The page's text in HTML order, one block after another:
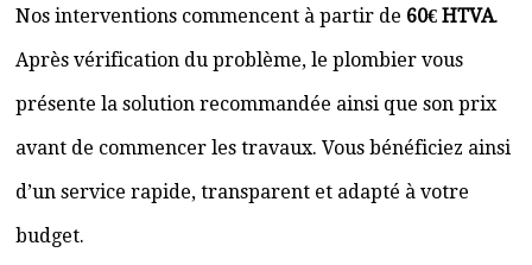
Nos interventions commencent à partir de 60€ HTVA.
Après vérification du problème, le plombier vous
présente la solution recommandée ainsi que son prix
avant de commencer les travaux. Vous bénéficiez ainsi
d’un service rapide, transparent et adapté à votre
budget.